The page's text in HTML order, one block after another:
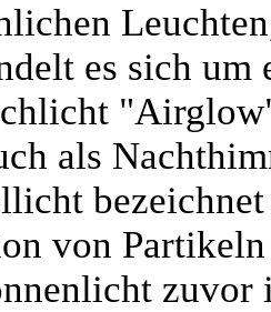
es sich
als
von